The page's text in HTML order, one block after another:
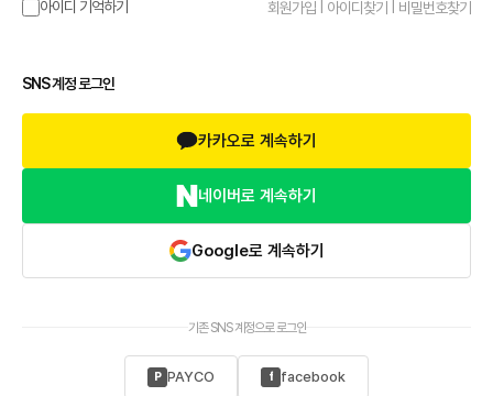
아이디 기억하기 회원가입 아이디찾기 비밀번호찾기
SNS 계정 로그인
카카오로 계속하기
네이버로 계속하기
Google로 계속하기
기존 SNS 계정으로 로그인
P PAYCO f facebook